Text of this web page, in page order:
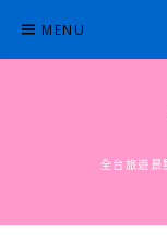
content
MENU
全台旅遊景